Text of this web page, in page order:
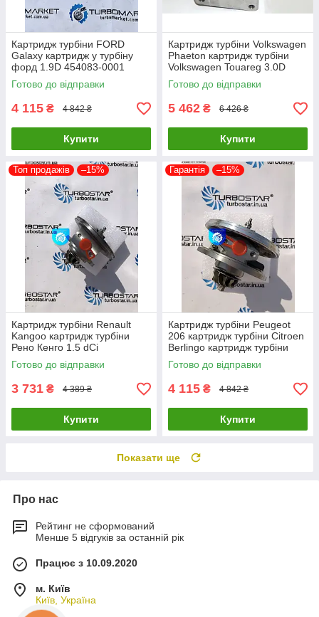
Картридж турбіни FORD
Galaxy картридж у турбіну
форд 1.9D 454083-0001
454065-0002 454082-0001
454097-1
Готово до відправки
4 115 ₴ 4 842 ₴
Купити
Картридж турбіни Volkswagen
Phaeton картридж турбіни
Volkswagen Touareg 3.0D
53049700050 53049700054
Готово до відправки
5 462 ₴ 6 426 ₴
Купити
Топ продажів –15%
Картридж турбіни Renault
Kangoo картридж турбіни
Рено Кенго 1.5 dCi
54359700000
54359880000 54359700008
Готово до відправки
3 731 ₴ 4 389 ₴
Купити
Гарантія –15%
Картридж турбіни Peugeot
206 картридж турбіни Citroen
Berlingo картридж турбіни
Mazda 3 1.6D 753420-0002
0375J
Готово до відправки
4 115 ₴ 4 842 ₴
Купити
Показати ще
Про нас
Рейтинг не сформований
Менше 5 відгуків за останній рік
Працює з 10.09.2020
м. Київ
Київ, Україна